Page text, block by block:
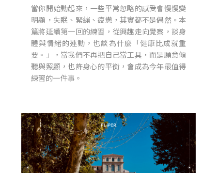
當你開始動起來，一些平常忽略的感受會慢慢變
明顯，失眠、緊繃、疲憊，其實都不是偶然。本
篇將延續第一回的練習，從興趣走向覺察，談身
體與情緒的連動，也談為什麼「健康比成就重
要。」，當我們不再把自己當工具，而是願意傾
聽與照顧，也許身心的平衡，會成為今年最值得
練習的一件事。